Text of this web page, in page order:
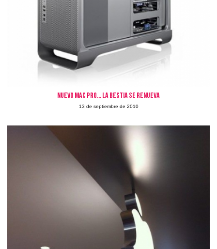
Nuevo Mac Pro... la bestia se renueva
13 de septiembre de 2010